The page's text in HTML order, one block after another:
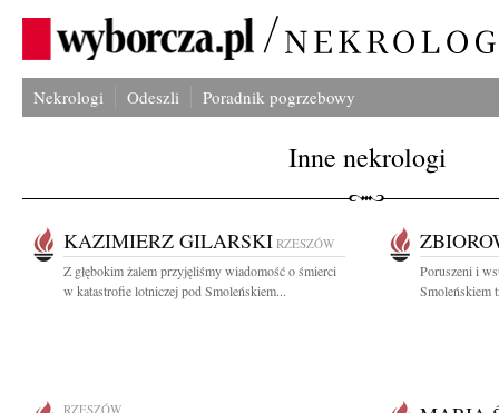
Nekrologi Odeszli Poradnik pogrzebowy
Inne nekrologi
KAZIMIERZ GILARSKI RZESZÓW
Z głębokim żalem przyjęliśmy wiadomość o śmierci
w katastrofie lotniczej pod Smoleńskiem...
Poruszeni i
Smoleńskiem
RZESZÓW